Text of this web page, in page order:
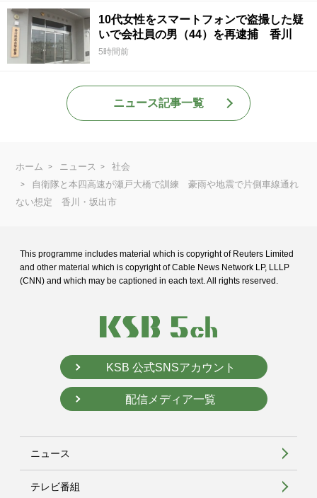
10代女性をスマートフォンで盗撮した疑
いで会社員の男（44）を再逮捕 香川
5時間前
ニュース記事一覧
ホーム ニュース
社会
自衛隊と本四高速が瀬戸大橋で訓練 豪雨や地震で片側車線通れ
ない想定 香川・坂出市
This programme includes material which is copyright of Reuters Limited
and other material which is copyright of Cable News Network LP, LLLP
(CNN) and which may be captioned in each text. All rights reserved.
KSB 公式SNSアカウント
配信メディア一覧
ニュース
テレビ番組